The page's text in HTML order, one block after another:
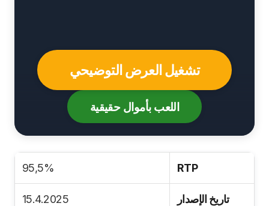
تشغيل العرض التوضيحي
اللعب بأموال حقيقية
RTP
95,5%
تاريخ الإصدار 15.4.2025